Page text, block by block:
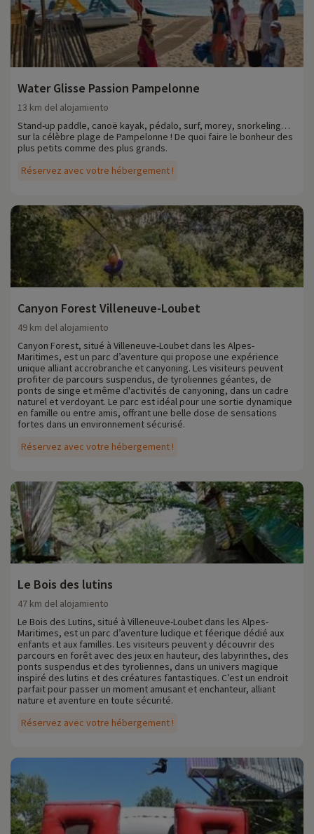
Water Glisse Passion Pampelonne
Réservez avec votre hébergement !
13 km del alojamiento
Stand-up paddle, canoë kayak, pédalo, surf, morey, snorkeling…
sur la célèbre plage de Pampelonne ! De quoi faire le bonheur des
plus petits comme des plus grands.
Canyon Forest Villeneuve-Loubet
Réservez avec votre hébergement !
49 km del alojamiento
Canyon Forest, situé à Villeneuve-Loubet dans les Alpes-
Maritimes, est un parc d’aventure qui propose une expérience
unique alliant accrobranche et canyoning. Les visiteurs peuvent
profiter de parcours suspendus, de tyroliennes géantes, de
ponts de singe et même d'activités de canyoning, dans un cadre
naturel et verdoyant. Le parc est idéal pour une sortie dynamique
en famille ou entre amis, offrant une belle dose de sensations
fortes dans un environnement sécurisé.
Le Bois des lutins
Réservez avec votre hébergement !
47 km del alojamiento
Le Bois des Lutins, situé à Villeneuve-Loubet dans les Alpes-
Maritimes, est un parc d’aventure ludique et féerique dédié aux
enfants et aux familles. Les visiteurs peuvent y découvrir des
parcours en forêt avec des jeux en hauteur, des labyrinthes, des
ponts suspendus et des tyroliennes, dans un univers magique
inspiré des lutins et des créatures fantastiques. C’est un endroit
parfait pour passer un moment amusant et enchanteur, alliant
nature et aventure en toute sécurité.